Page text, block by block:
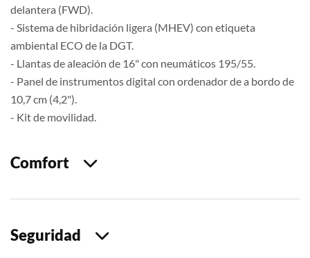
delantera (FWD).
- Sistema de hibridación ligera (MHEV) con etiqueta
ambiental ECO de la DGT.
- Llantas de aleación de 16" con neumáticos 195/55.
- Panel de instrumentos digital con ordenador de a bordo de
10,7 cm (4,2").
- Kit de movilidad.
Comfort
Seguridad